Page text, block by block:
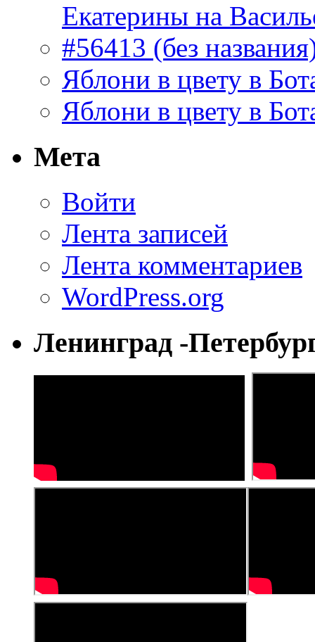
Екатерины на
#56413 (без
Яблони в цвету в
Яблони в цвету в
Мета
Войти
Лента записей
Лента комментариев
WordPress.org
Ленинград -